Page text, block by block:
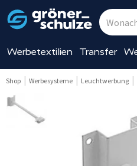
Werbetextilien Transfer
Shop Werbesysteme Leuchtwerbung